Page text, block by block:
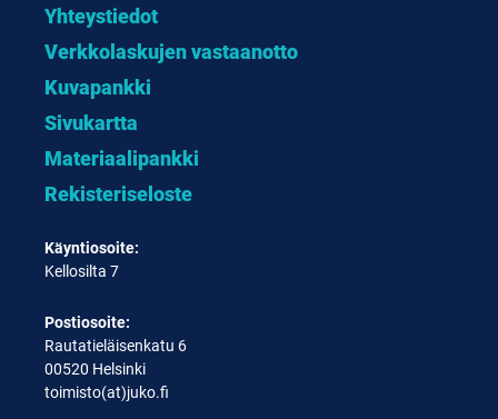
Yhteystiedot
Verkkolaskujen vastaanotto
Kuvapankki
Sivukartta
Materiaalipankki
Rekisteriseloste
Käyntiosoite:
Kellosilta 7
Postiosoite:
Rautatieläisenkatu 6
00520 Helsinki
toimisto(at)juko.fi